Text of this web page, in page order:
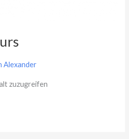
Alexander
zuzugreifen